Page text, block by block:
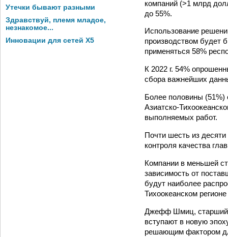
Утечки бывают разными
Здравствуй, племя младое,
незнакомое...
Инновации для сетей X5
компаний (>1 млрд
до 55%.
Использование
производством будет
применяться 58%
К 2022 г. 54%
сбора важнейших
Более половины (51%)
Азиатско-
выполняемых работ.
Почти шесть из
контроля качества
Компании в меньшей
зависимость от
будут наиболее
Тихоокеанском
Джефф Шмиц, старший
вступают в новую
решающим фактором